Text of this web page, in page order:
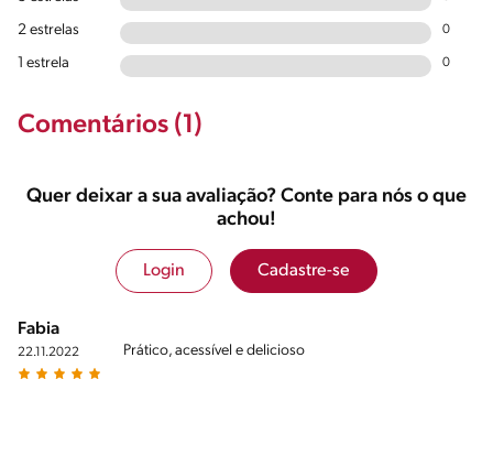
2 estrelas 0
1 estrela 0
Comentários (1)
Quer deixar a sua avaliação? Conte para nós o que
achou!
Login Cadastre-se
Fabia
22.11.2022 Prático, acessível e delicioso